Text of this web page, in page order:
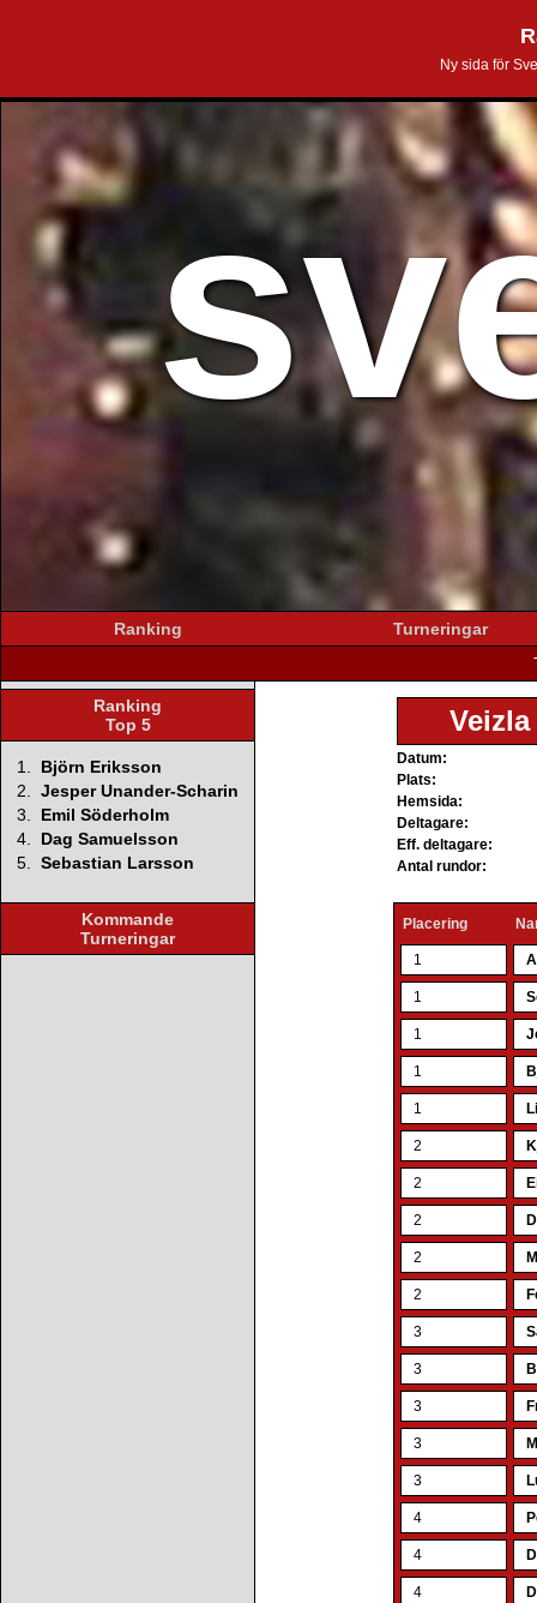
Ny sida för
Ranking
Turneringar
Ranking
Top 5
1.
Björn Eriksson
2. Jesper Unander-Scharin
3.
Emil Söderholm
4.
Dag Samuelsson
5. Sebastian Larsson
Kommande
Turneringar
Datum:
Plats:
Hemsida:
Deltagare:
Eff. deltagare:
Antal rundor:
Placering
1
1
1
1
1
2
2
2
2
2
3
3
3
3
3
4
4
4